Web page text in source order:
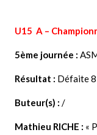
U15 A –
5ème journée :
Résultat : Défaite 8
Buteur(s) : /
Mathieu RICHE : «